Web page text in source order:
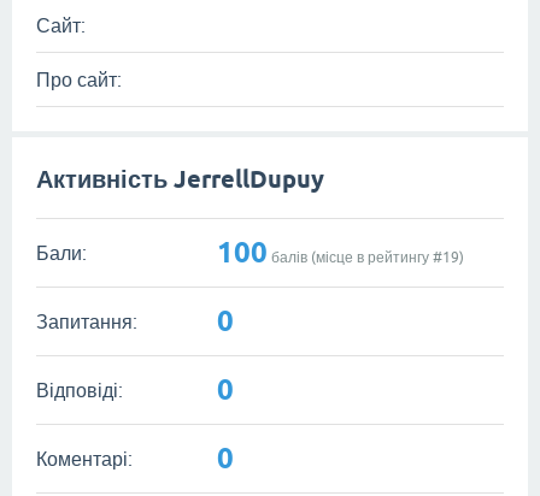
Сайт:
Про сайт:
Активність JerrellDupuy
Бали: 100 балів (місце в рейтингу #19)
Запитання: 0
Відповіді: 0
Коментарі: 0